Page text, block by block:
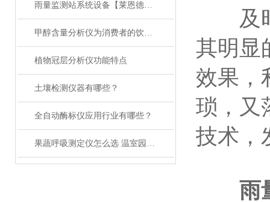
雨量监测站系统设备【莱恩德LD-YLJC】
甲醇含量分析仪为消费者的饮酒安全筑牢防线
植物冠层分析仪功能特点
土壤检测仪器有哪些？
全自动酶标仪应用行业有哪些？
果蔬呼吸测定仪怎么选 温室园区保鲜必看
及时
其明显
效果，
琐，又
技术，
雨